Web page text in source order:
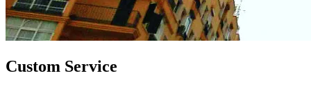
Custom Service